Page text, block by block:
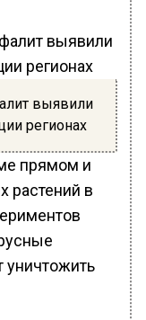
выявили
регионах
прямом и
растений в
уничтожить